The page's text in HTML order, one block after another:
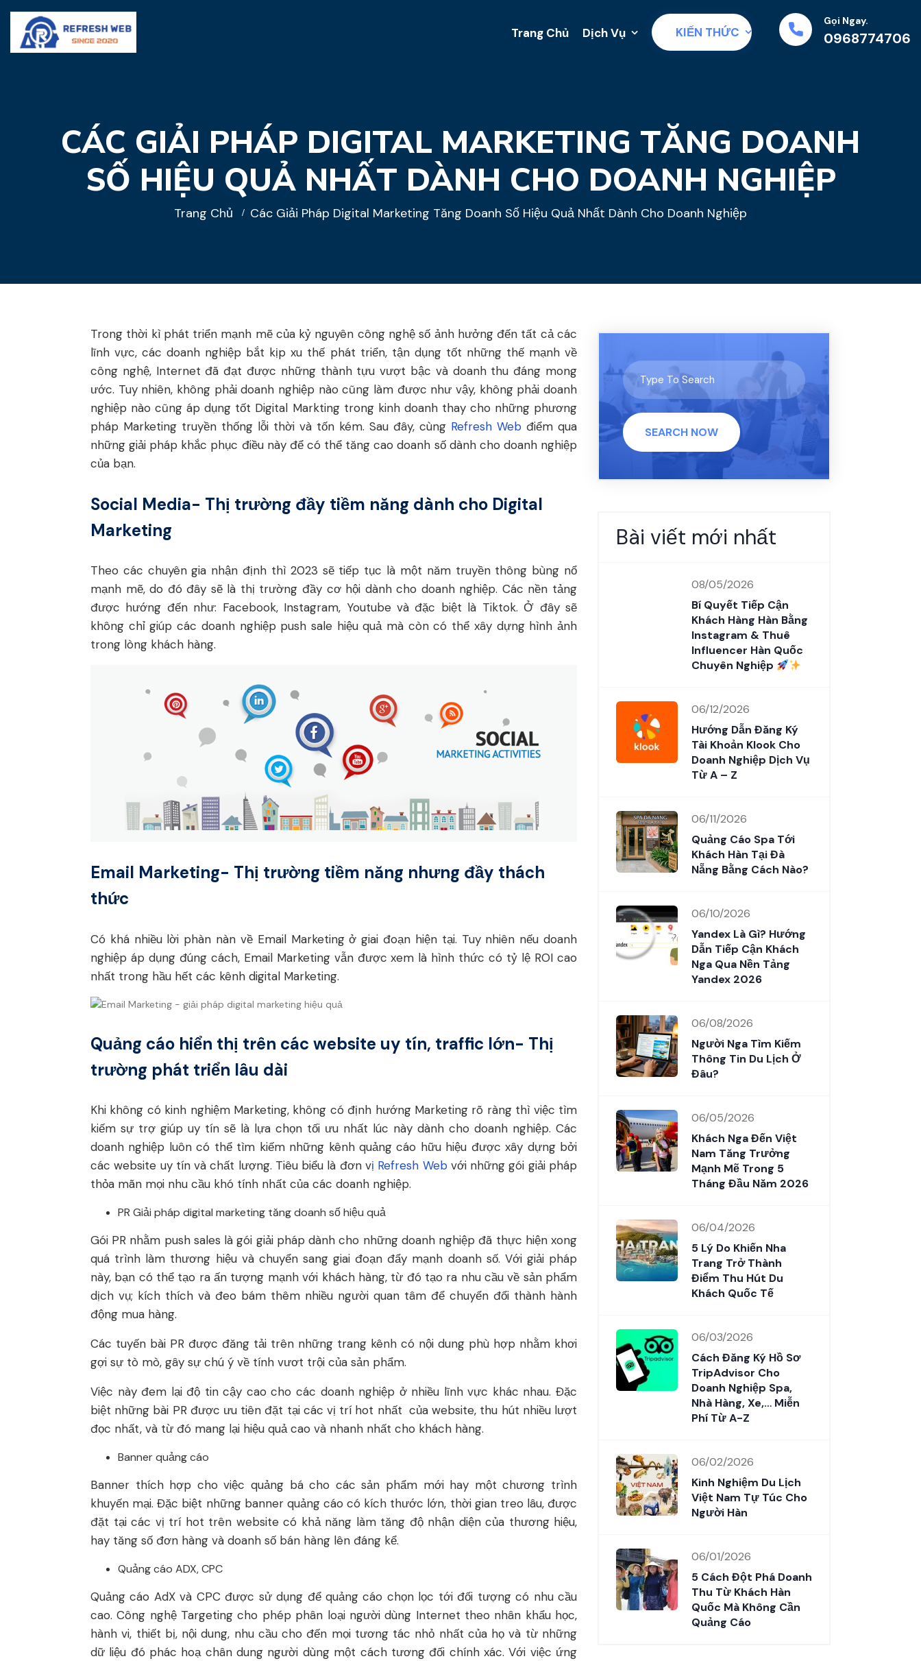
Trang Chủ Dịch Vụ KIẾN THỨC
Gọi Ngay.
0968774706
CÁC GIẢI PHÁP DIGITAL MARKETING TĂNG DOANH
SỐ HIỆU QUẢ NHẤT DÀNH CHO DOANH NGHIỆP
Trang Chủ Các Giải Pháp Digital Marketing Tăng Doanh Số Hiệu Quả Nhất Dành Cho Doanh Nghiệp
Trong thời kì phát triển mạnh mẽ của kỷ nguyên công nghệ số ảnh hưởng đến tất cả các
lĩnh vực, các doanh nghiệp bắt kịp xu thế phát triển, tận dụng tốt những thế mạnh về
công nghệ, Internet đã đạt được những thành tựu vượt bậc và doanh thu đáng mong
ước. Tuy nhiên, không phải doanh nghiệp nào cũng làm được như vậy, không phải doanh
nghiệp nào cũng áp dụng tốt Digital Markting trong kinh doanh thay cho những phương
pháp Marketing truyền thống lỗi thời và tốn kém. Sau đây, cùng Refresh Web điểm qua
những giải pháp khắc phục điều này để có thể tăng cao doanh số dành cho doanh nghiệp
của bạn.
Social Media- Thị trường đầy tiềm năng dành cho Digital
Marketing
Theo các chuyên gia nhận định thì 2023 sẽ tiếp tục là một năm truyền thông bùng nổ
mạnh mẽ, do đó đây sẽ là thị trường đầy cơ hội dành cho doanh nghiệp. Các nền tảng
được hướng đến như: Facebook, Instagram, Youtube và đặc biệt là Tiktok. Ở đây sẽ
không chỉ giúp các doanh nghiệp push sale hiệu quả mà còn có thể xây dựng hình ảnh
trong lòng khách hàng.
Email Marketing- Thị trường tiềm năng nhưng đầy thách
thức
Có khá nhiều lời phàn nàn về Email Marketing ở giai đoạn hiện tại. Tuy nhiên nếu doanh
nghiệp áp dụng đúng cách, Email Marketing vẫn được xem là hình thức có tỷ lệ ROI cao
nhất trong hầu hết các kênh digital Marketing.
Quảng cáo hiển thị trên các website uy tín, traffic lớn- Thị
trường phát triển lâu dài
Khi không có kinh nghiệm Marketing, không có định hướng Marketing rõ ràng thì việc tìm
kiếm sự trợ giúp uy tín sẽ là lựa chọn tối ưu nhất lúc này dành cho doanh nghiệp. Các
doanh nghiệp luôn có thể tìm kiếm những kênh quảng cáo hữu hiệu được xây dựng bởi
các website uy tín và chất lượng. Tiêu biểu là đơn vị Refresh Webvới những gói giải pháp
thỏa mãn mọi nhu cầu khó tính nhất của các doanh nghiệp.
PR Giải pháp digital marketing tăng doanh số hiệu quả
Gói PR nhằm push sales là gói giải pháp dành cho những doanh nghiệp đã thực hiện xong
quá trình làm thương hiệu và chuyển sang giai đoạn đẩy mạnh doanh số. Với giải pháp
này, bạn có thể tạo ra ấn tượng mạnh với khách hàng, từ đó tạo ra nhu cầu về sản phẩm
dịch vụ; kích thích và đeo bám thêm nhiều người quan tâm để chuyển đổi thành hành
động mua hàng.
Các tuyến bài PR được đăng tải trên những trang kênh có nội dung phù hợp nhằm khơi
gợi sự tò mò, gây sự chú ý về tính vươt trội của sản phẩm.
Việc này đem lại độ tin cậy cao cho các doanh nghiệp ở nhiều lĩnh vực khác nhau. Đặc
biệt những bài PR được ưu tiên đặt tại các vị trí hot nhất của website, thu hút nhiều lượt
đọc nhất, và từ đó mang lại hiệu quả cao và nhanh nhất cho khách hàng.
Banner quảng cáo
Banner thích hợp cho việc quảng bá cho các sản phẩm mới hay một chương trình
khuyến mại. Đặc biệt những banner quảng cáo có kích thước lớn, thời gian treo lâu, được
đặt tại các vị trí hot trên website có khả năng làm tăng độ nhận diện của thương hiệu,
hay tăng số đơn hàng và doanh số bán hàng lên đáng kể.
Quảng cáo ADX, CPC
Quảng cáo AdX và CPC được sử dụng để quảng cáo chọn lọc tới đối tượng có nhu cầu
cao. Công nghệ Targeting cho phép phân loại người dùng Internet theo nhân khẩu học,
hành vi, thiết bị, nội dung, nhu cầu cho đến mọi tương tác nhỏ nhất của họ và từ những
dữ liệu đó phác hoạ chân dung người dùng một cách tương đối chính xác. Với việc ứng
SEARCH NOW
Bài viết mới nhất
08/05/2026
Bí Quyết Tiếp Cận
Khách Hàng Hàn Bằng
Instagram & Thuê
Influencer Hàn Quốc
Chuyên Nghiệp
06/12/2026
Hướng Dẫn Đăng Ký
Tài Khoản Klook Cho
Doanh Nghiệp Dịch Vụ
Từ A – Z
06/11/2026
Quảng Cáo Spa Tới
Khách Hàn Tại Đà
Nẵng Bằng Cách Nào?
06/10/2026
Yandex Là Gì? Hướng
Dẫn Tiếp Cận Khách
Nga Qua Nền Tảng
Yandex 2026
06/08/2026
Người Nga Tìm Kiếm
Thông Tin Du Lịch Ở
Đâu?
06/05/2026
Khách Nga Đến Việt
Nam Tăng Trưởng
Mạnh Mẽ Trong 5
Tháng Đầu Năm 2026
06/04/2026
5 Lý Do Khiến Nha
Trang Trở Thành
Điểm Thu Hút Du
Khách Quốc Tế
06/03/2026
Cách Đăng Ký Hồ Sơ
TripAdvisor Cho
Doanh Nghiệp Spa,
Nhà Hàng, Xe,… Miễn
Phí Từ A-Z
06/02/2026
Kinh Nghiệm Du Lịch
Việt Nam Tự Túc Cho
Người Hàn
06/01/2026
5 Cách Đột Phá Doanh
Thu Từ Khách Hàn
Quốc Mà Không Cần
Quảng Cáo